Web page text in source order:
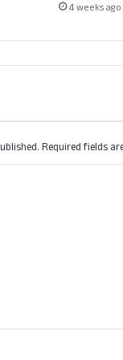
4 weeks ago
Required fields